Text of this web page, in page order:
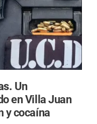
Un
en Villa Juan
y cocaína